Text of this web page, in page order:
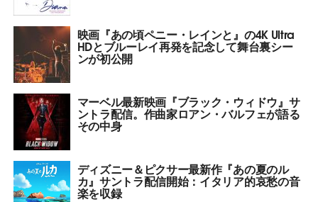
映画『あの頃ペニー・レインと』の4K Ultra
HDとブルーレイ再発を記念して舞台裏シー
ンが初公開
マーベル最新映画『ブラック・ウィドウ』サ
ントラ配信。作曲家ロアン・バルフェが語る
その中身
ディズニー＆ピクサー最新作『あの夏のル
カ』サントラ配信開始：イタリア的哀愁の音
楽を収録